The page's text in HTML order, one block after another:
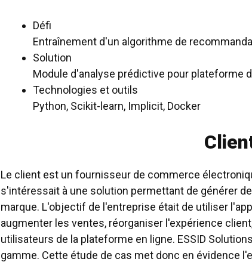
Défi
Entraînement d'un algorithme de
Solution
Module d'analyse prédictive pour plateforme
Technologies et outils
Python, Scikit-learn, Implicit, Docker
Le client est un fournisseur de commerce
s'intéressait à une solution permettant de générer
marque. L'objectif de l'entreprise était de utiliser
augmenter les ventes, réorganiser l'expérience
utilisateurs de la plateforme en ligne. ESSID
gamme. Cette étude de cas met donc en évidence